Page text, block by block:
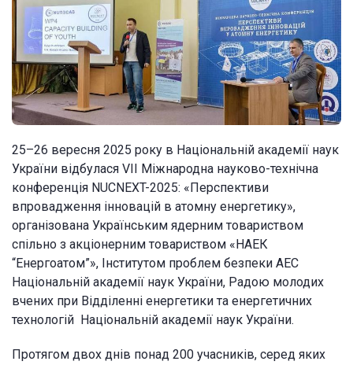
25–26 вересня 2025 року в Національній академії наук
України відбулася VII Міжнародна науково-технічна
конференція NUCNEXT-2025: «Перспективи
впровадження інновацій в атомну енергетику»,
організована Українським ядерним товариством
спільно з акціонерним товариством «НАЕК
“Енергоатом”», Інститутом проблем безпеки АЕС
Національній академії наук України, Радою молодих
вчених при Відділенні енергетики та енергетичних
технологій Національній академії наук України.
Протягом двох днів понад 200 учасників, серед яких